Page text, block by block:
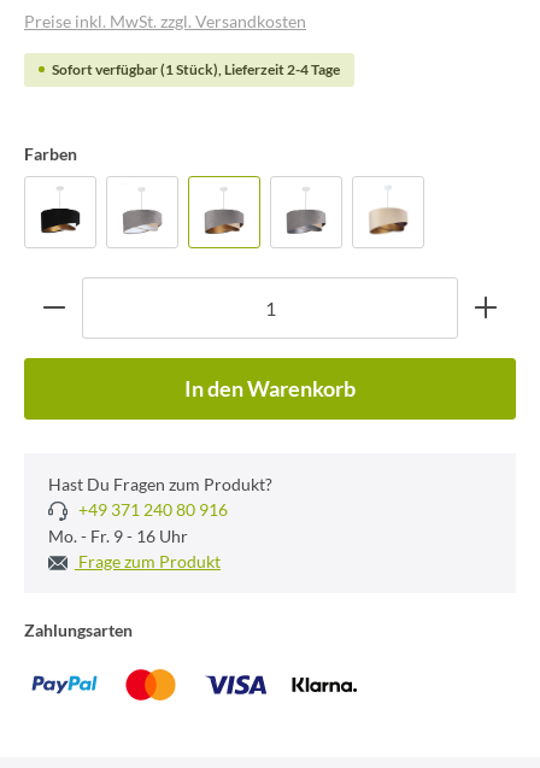
Preise inkl. MwSt. zzgl. Versandkosten
Sofort verfügbar (1 Stück), Lieferzeit 2-4 Tage
Farben
In den Warenkorb
Hast Du Fragen zum Produkt?
+49 371 240 80 916
Mo. - Fr. 9 - 16 Uhr
Frage zum Produkt
Zahlungsarten